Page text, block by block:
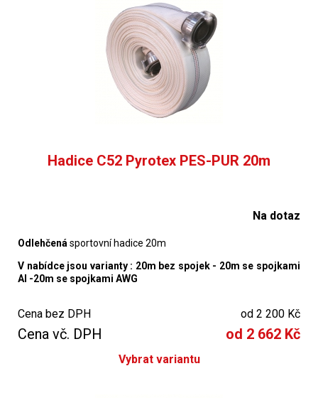
Hadice C52 Pyrotex PES-PUR 20m
Na dotaz
Odlehčená sportovní hadice 20m
V nabídce jsou varianty : 20m bez spojek - 20m se spojkami
Al -20m se spojkami AWG
Cena bez DPH od 2 200 Kč
Cena vč. DPH od 2 662 Kč
Vybrat variantu